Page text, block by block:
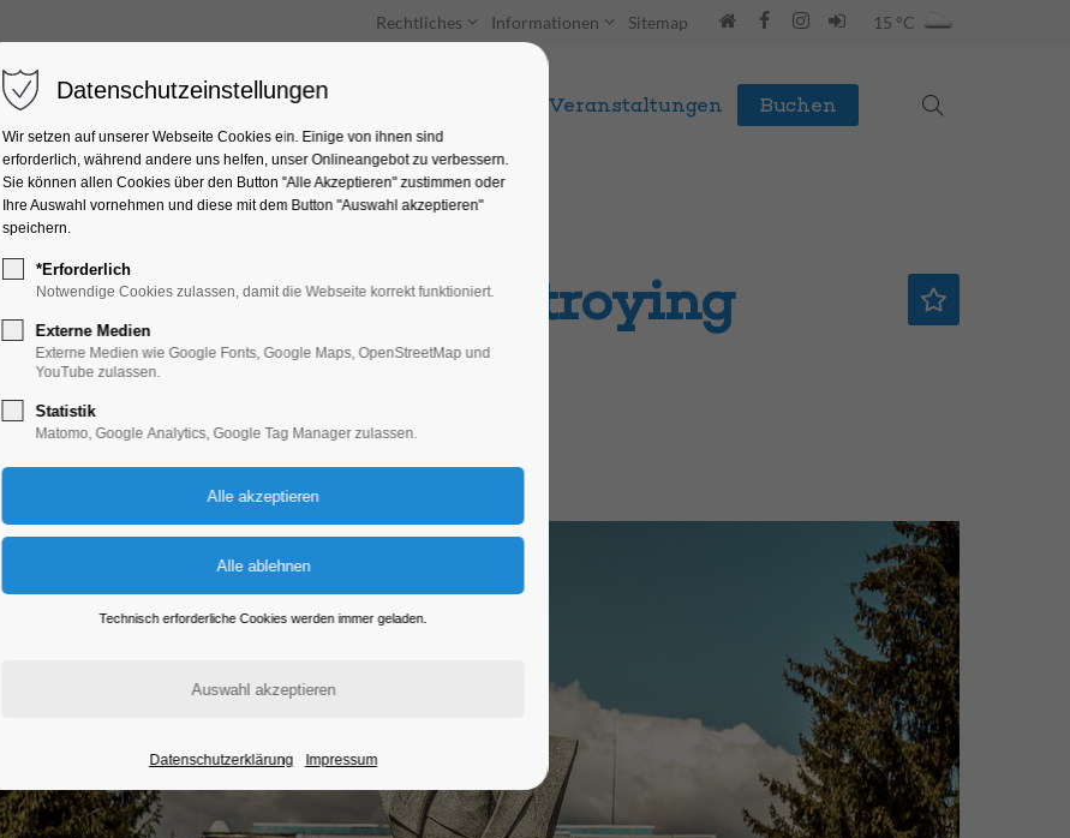
Rechtliches Informationen Sitemap 15 °C
Unterkünfte Entdecken & Erleben Veranstaltungen Buchen
Fotoausstellung Destroying
Cultural Heritage
Ausstellung
09.08.2025, 10:00–17:00
Datenschutzeinstellungen
Wir setzen auf unserer Webseite Cookies ein. Einige von ihnen sind
erforderlich, während andere uns helfen, unser Onlineangebot zu verbessern.
Sie können allen Cookies über den Button "Alle Akzeptieren" zustimmen oder
Ihre Auswahl vornehmen und diese mit dem Button "Auswahl akzeptieren"
speichern.
*Erforderlich
Notwendige Cookies zulassen, damit die Webseite korrekt funktioniert.
Externe Medien
Externe Medien wie Google Fonts, Google Maps, OpenStreetMap und
YouTube zulassen.
Statistik
Matomo, Google Analytics, Google Tag Manager zulassen.
Technisch erforderliche Cookies werden immer geladen.
Datenschutzerklärung Impressum